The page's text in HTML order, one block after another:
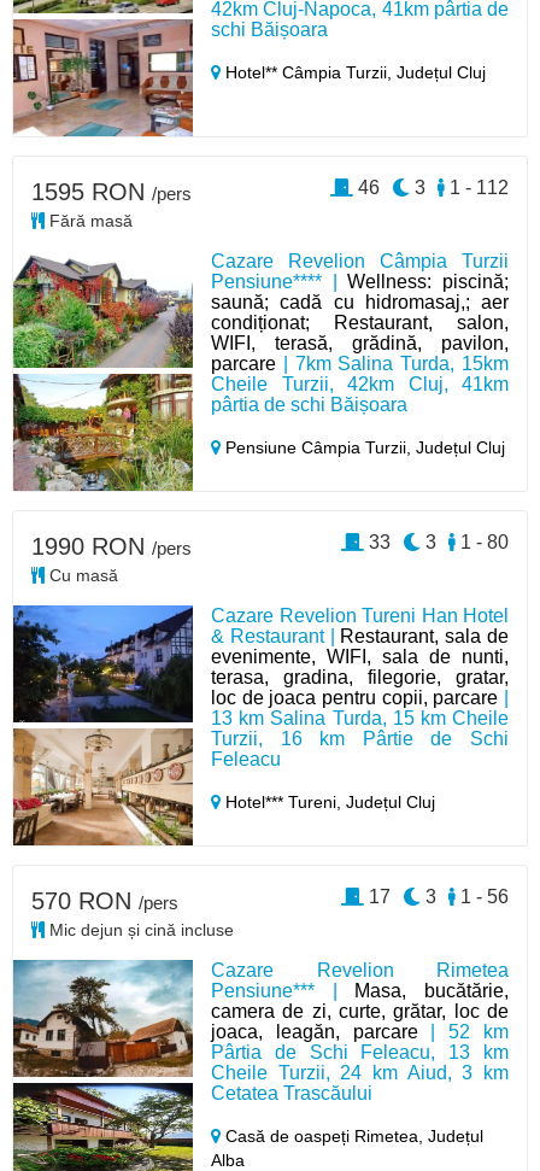
42km Cluj-Napoca, 41km pârtia de
schi Băișoara
Hotel** Câmpia Turzii,Județul Cluj
Cazare Revelion Câmpia Turzii
Pensiune**** |Wellness: piscină;
saună; cadă cu hidromasaj,; aer
condiționat; Restaurant, salon,
WIFI, terasă, grădină, pavilon,
parcare | 7km Salina Turda, 15km
Cheile Turzii, 42km Cluj, 41km
pârtia de schi Băișoara
Pensiune Câmpia Turzii,Județul Cluj
1595 RON /pers
Fără masă
1 - 112
3
46
Cazare Revelion Tureni Han Hotel
& Restaurant | Restaurant, sala de
evenimente, WIFI, sala de nunti,
terasa, gradina, filegorie, gratar,
loc de joaca pentru copii, parcare
13 km Salina Turda, 15 km Cheile
Turzii, 16 km Pârtie de Schi
Feleacu
Hotel*** Tureni,Județul Cluj
1990 RON /pers
Cu masă
1 - 80
3
33
Cazare Revelion Rimetea
Pensiune*** | Masa, bucătărie,
camera de zi, curte, grătar, loc de
joaca, leagăn, parcare| 52 km
Pârtia de Schi Feleacu, 13 km
Cheile Turzii, 24 km Aiud, 3 km
Cetatea Trascăului
Casă de oaspeți Rimetea,Județul
Alba
570 RON /pers
Mic dejun și cină incluse
1 - 56
3
17